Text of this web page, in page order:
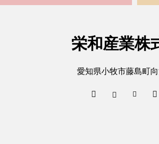
栄和産業株
愛知県小牧市藤島町